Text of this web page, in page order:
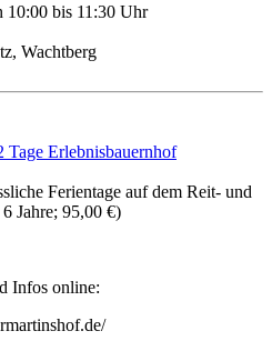
10:00 bis 11:30 Uhr
Wachtberg
Tage Erlebnisbauernhof
Ferientage auf dem Reit- und
Jahre; 95,00 €)
Infos online: